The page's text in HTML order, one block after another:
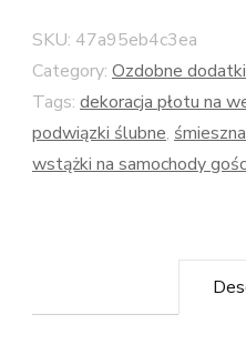
SKU: 47a95eb4c3ea
Category: Ozdobne dodatki
Tags: dekoracja płotu na
podwiązki ślubne,
wstążki na samochody